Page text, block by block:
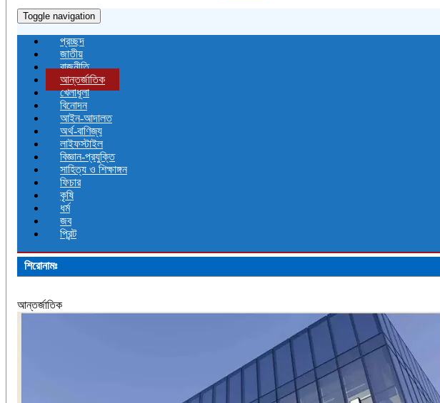
Toggle navigation
প্রচ্ছদ
জাতীয়
রাজনীতি
আন্তর্জাতিক
খেলাধূলা
বিনোদন
আইন-আদালত
অর্থ-বাণিজ্য
লাইফস্টাইল
বিজ্ঞান-প্রযুক্তি
সাহিত্য ও শিক্ষাঙ্গন
ফিচার
কৃষি
ধর্ম
জব
প্রিন্ট
শিরোনামঃ
আন্তর্জাতিক